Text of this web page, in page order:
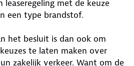
leaseregeling met de keuze
een type brandstof.
het besluit is dan ook om
te laten maken over
zakelijk verkeer. Want om de